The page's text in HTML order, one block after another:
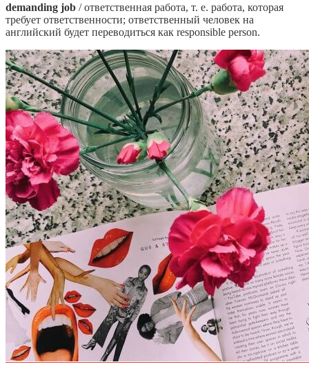
demanding job / ответственная работа, т. е. работа, которая
требует ответственности; ответственный человек на
английский будет переводиться как responsible person.